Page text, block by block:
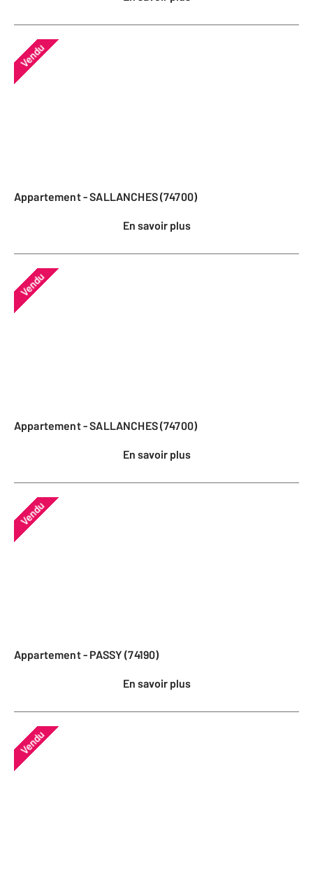
Vendu
Appartement - SALLANCHES (74700)
En savoir plus
Vendu
Appartement - SALLANCHES (74700)
En savoir plus
Vendu
Appartement - PASSY (74190)
En savoir plus
Vendu